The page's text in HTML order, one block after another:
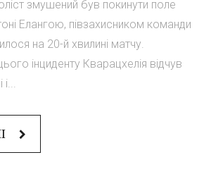
змушений був покинути поле
Елангою, півзахисником команди
на 20-й хвилині матчу.
інциденту Кварацхелія відчув